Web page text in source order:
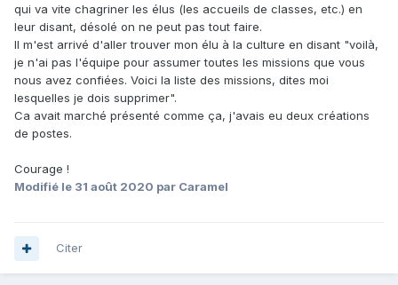
qui va vite chagriner les élus (les accueils de classes, etc.) en
leur disant, désolé on ne peut pas tout faire.
Il m'est arrivé d'aller trouver mon élu à la culture en disant "voilà,
je n'ai pas l'équipe pour assumer toutes les missions que vous
nous avez confiées. Voici la liste des missions, dites moi
lesquelles je dois supprimer".
Ca avait marché présenté comme ça, j'avais eu deux créations
de postes.
Courage !
Modifié le 31 août 2020 par Caramel
Citer